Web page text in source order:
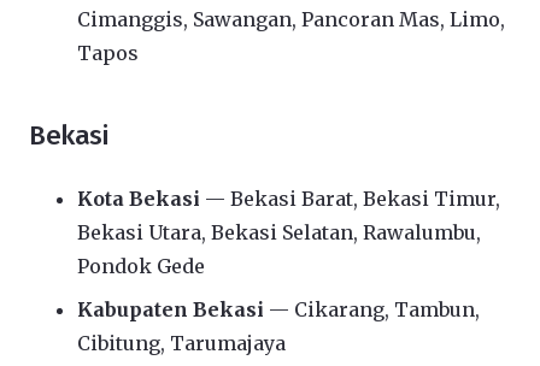
Cimanggis, Sawangan, Pancoran Mas, Limo,
Tapos
Bekasi
Kota Bekasi — Bekasi Barat, Bekasi Timur,
Bekasi Utara, Bekasi Selatan, Rawalumbu,
Pondok Gede
Kabupaten Bekasi — Cikarang, Tambun,
Cibitung, Tarumajaya